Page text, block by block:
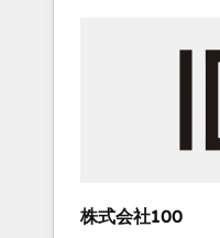
engine. We
from any legacy
株式会社100